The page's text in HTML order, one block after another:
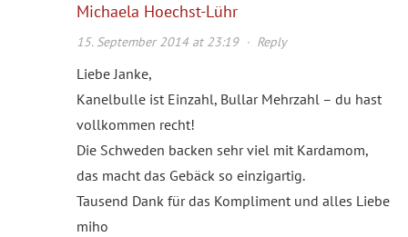
Michaela Hoechst-Lühr
15. September 2014 at 23:19· Reply
Liebe Janke,
Kanelbulle ist Einzahl, Bullar Mehrzahl – du hast
vollkommen recht!
Die Schweden backen sehr viel mit Kardamom,
das macht das Gebäck so einzigartig.
Tausend Dank für das Kompliment und alles Liebe
miho